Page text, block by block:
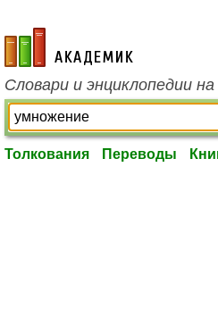
academic.ru
Словари и энциклопедии
Толкования Переводы